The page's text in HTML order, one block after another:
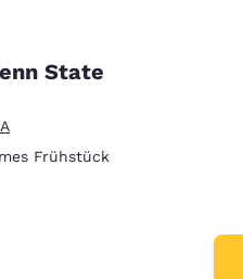
State
Frühstück